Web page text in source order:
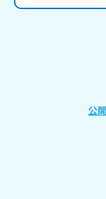
公